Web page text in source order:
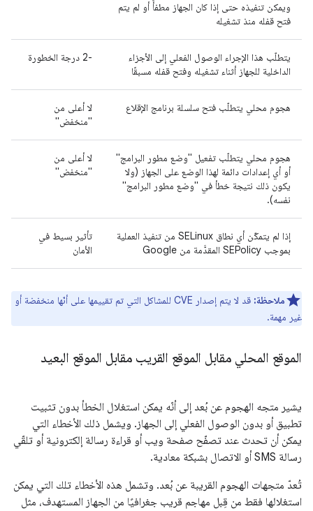
ويمكن تنفيذه حتى إذا كان الجهاز مطفأً أو لم يتم
فتح قفله منذ تشغيله
يتطلّب هذا الإجراء الوصول الفعلي إلى الأجزاء
الداخلية للجهاز أثناء تشغيله وفتح قفله مسبقًا
‫-2 درجة الخطورة
هجوم محلي يتطلّب فتح سلسلة برنامج الإقلاع
لا أعلى من
"منخفض"
هجوم محلي يتطلّب تفعيل "وضع مطور البرامج"
أو أي إعدادات دائمة لهذا الوضع على الجهاز (ولا
يكون ذلك نتيجة خطأ في "وضع مطور البرامج"
نفسه).
لا أعلى من
"منخفض"
إذا لم يتمكّن أي نطاق SELinux من تنفيذ العملية
بموجب SEPolicy المقدَّمة من Google
تأثير بسيط في
الأمان
ملاحظة:
قد لا يتم إصدار CVE للمشاكل التي تم تقييمها على أنّها منخفضة أو
غير مهمة.
الموقع المحلي مقابل الموقع القريب مقابل الموقع البعيد
يشير متجه الهجوم عن بُعد إلى أنّه يمكن استغلال الخطأ بدون تثبيت
تطبيق أو بدون الوصول الفعلي إلى الجهاز. ويشمل ذلك الأخطاء التي
يمكن أن تحدث عند تصفّح صفحة ويب أو قراءة رسالة إلكترونية أو تلقّي
رسالة SMS أو الاتصال بشبكة معادية.
تُعدّ متجهات الهجوم القريبة عن بُعد. وتشمل هذه الأخطاء تلك التي يمكن
استغلالها فقط من قِبل مهاجم قريب جغرافيًا من الجهاز المستهدف، مثل